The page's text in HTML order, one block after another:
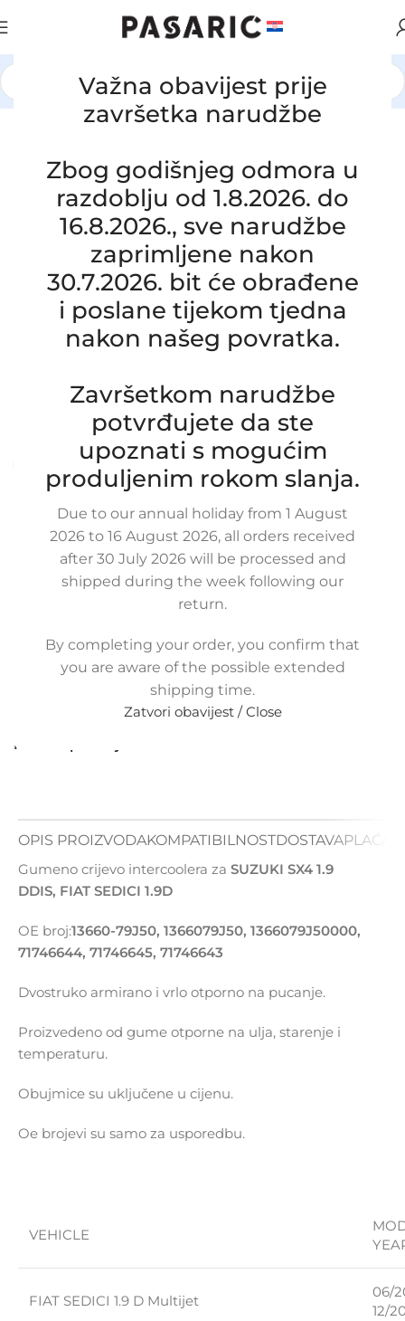
Važna obavijest prije
završetka narudžbe
Zbog godišnjeg odmora u
razdoblju od 1.8.2026. do
16.8.2026., sve narudžbe
zaprimljene nakon
30.7.2026. bit će obrađene
i poslane tijekom tjedna
nakon našeg povratka.
Završetkom narudžbe
potvrđujete da ste
upoznati s mogućim
produljenim rokom slanja.
Due to our annual holiday from 1 August
2026 to 16 August 2026, all orders received
after 30 July 2026 will be processed and
shipped during the week following our
return.
By completing your order, you confirm that
you are aware of the possible extended
shipping time.
Zatvori obavijest / Close
AUTOMOBILI / SUZUKI
Click to enlarge
Zamjensko crijevo intercoolera
1366079J50
Novo |Garancija: 5 god jamstva
Dostupno uz narudžbu (isti ili sljedeći radni dan)
ex VAT
+
Dodaj u košaricu
Usporedi
Dodaj na popis kupovine
Osoba gleda upravo ovaj proizvod!
Metode plaćanja:
OPIS PROIZVODAKOMPATIBILNOSTDOSTAVA
Gumeno crijevo intercoolera za SUZUKI SX4 1.9
DDIS, FIAT SEDICI 1.9D
OE broj:13660-79J50, 1366079J50, 1366079J50000,
71746644, 71746645, 71746643
Dvostruko armirano i vrlo otporno na pucanje.
Proizvedeno od gume otporne na ulja, starenje i
temperaturu.
Obujmice su uključene u cijenu.
Oe brojevi su samo za usporedbu.
VEHICLE
FIAT SEDICI 1.9 D Multijet
06/
12/